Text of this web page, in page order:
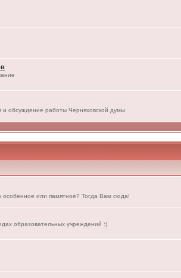
и обсуждение работы Черняховской думы
особенное или памятное? Тогда Вам сюда!
образовательных учреждений :)